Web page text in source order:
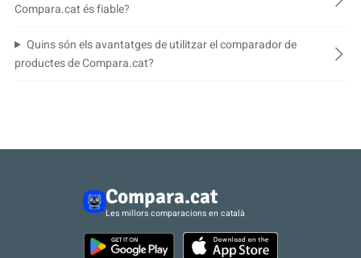
Compara.cat és fiable?
Quins són els avantatges de utilitzar el comparador de
productes de Compara.cat?
Compara.cat
Les millors comparacions en català